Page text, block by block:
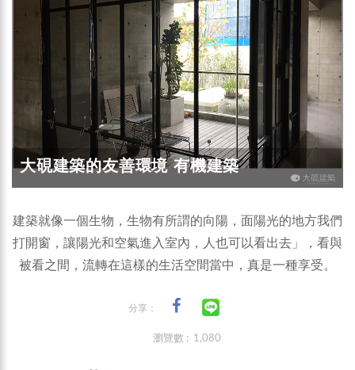
大硯建築的友善環境 有機建築
建築就像一個生物，生物有所謂的向陽，面陽光的地方我們
打開窗，讓陽光和空氣進入室內，人也可以看出去」，看與
被看之間，流轉在這樣的生活空間當中，真是一種享受。
分享：
瀏覽數 : 1,080